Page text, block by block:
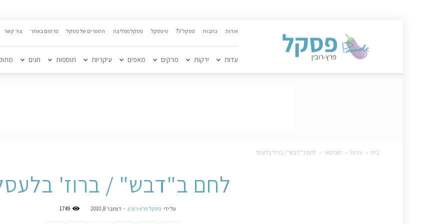
הקולינרי
פסקל
….
אודות כתבות פסקל TV טיפסקל פסקל ממליצה הספרים של פסקל פרסום באתר צור קשר
עדות ירקות מרקים מאפים עיקריות תוספות חגים
בית עדות תוניסאי לחם ב"דבש" / ברוז' בלעסל
לחם ב"דבש" / ברוז'
על ידי פסקל פרץ-רובין - דצמבר 8, 2010 1749